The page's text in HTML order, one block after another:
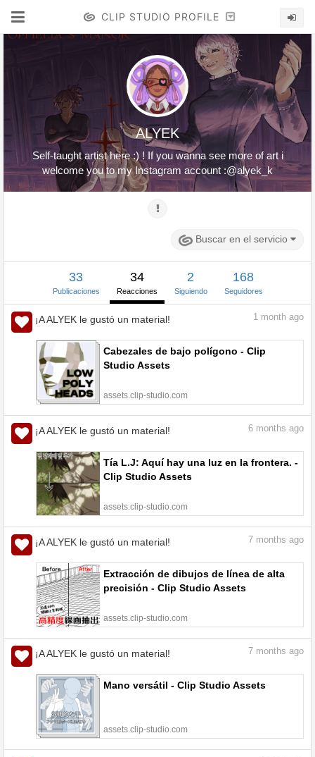
CLIP STUDIO PROFILE
ALYEK
Self-taught artist here :) ! If you wanna see more of art i
welcome you to my Instagram account :@alyek_k
Buscar en el servicio
33
Publicaciones
34
Reacciones
2
Siguiendo
168
Seguidores
¡A ALYEK le gustó un material! 1 month ago
Cabezales de bajo polígono - Clip
Studio Assets
assets.clip-studio.com
¡A ALYEK le gustó un material! 6 months ago
Tía L.J: Aquí hay una luz en la frontera. -
Clip Studio Assets
assets.clip-studio.com
¡A ALYEK le gustó un material! 7 months ago
Extracción de dibujos de línea de alta
precisión - Clip Studio Assets
assets.clip-studio.com
¡A ALYEK le gustó un material! 7 months ago
Mano versátil - Clip Studio Assets
assets.clip-studio.com